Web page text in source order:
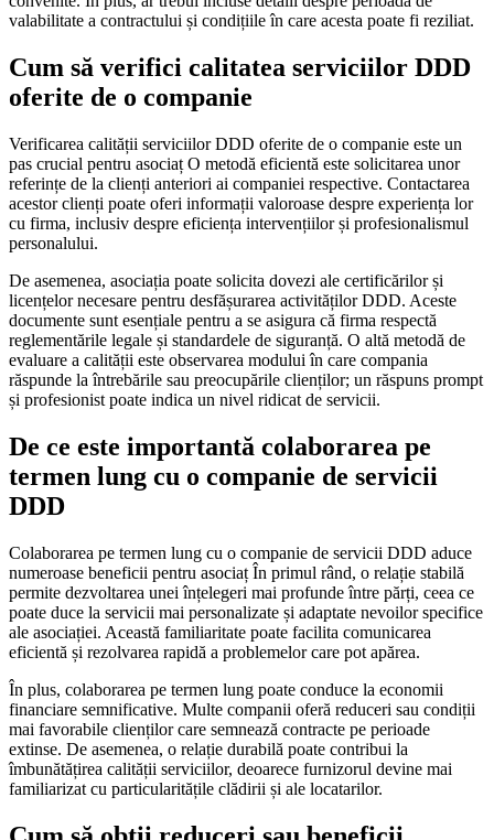
valabilitate a contractului și condițiile în care acesta poate fi reziliat.
Cum să verifici calitatea serviciilor DDD
oferite de o companie
Verificarea calității serviciilor DDD oferite de o companie este un
pas crucial pentru asociaț O metodă eficientă este solicitarea unor
referințe de la clienți anteriori ai companiei respective. Contactarea
acestor clienți poate oferi informații valoroase despre experiența lor
cu firma, inclusiv despre eficiența intervențiilor și profesionalismul
personalului.
De asemenea, asociația poate solicita dovezi ale certificărilor și
licențelor necesare pentru desfășurarea activităților DDD. Aceste
documente sunt esențiale pentru a se asigura că firma respectă
reglementările legale și standardele de siguranță. O altă metodă de
evaluare a calității este observarea modului în care compania
răspunde la întrebările sau preocupările clienților; un răspuns prompt
și profesionist poate indica un nivel ridicat de servicii.
De ce este importantă colaborarea pe
termen lung cu o companie de servicii
DDD
Colaborarea pe termen lung cu o companie de servicii DDD aduce
numeroase beneficii pentru asociaț În primul rând, o relație stabilă
permite dezvoltarea unei înțelegeri mai profunde între părți, ceea ce
poate duce la servicii mai personalizate și adaptate nevoilor specifice
ale asociației. Această familiaritate poate facilita comunicarea
eficientă și rezolvarea rapidă a problemelor care pot apărea.
În plus, colaborarea pe termen lung poate conduce la economii
financiare semnificative. Multe companii oferă reduceri sau condiții
mai favorabile clienților care semnează contracte pe perioade
extinse. De asemenea, o relație durabilă poate contribui la
îmbunătățirea calității serviciilor, deoarece furnizorul devine mai
familiarizat cu particularitățile clădirii și ale locatarilor.